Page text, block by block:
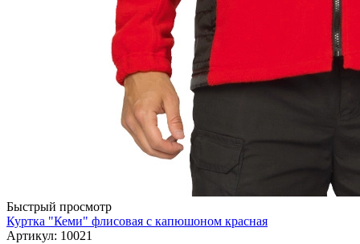
Быстрый просмотр
Куртка "Кеми" флисовая с капюшоном красная
Артикул: 10021